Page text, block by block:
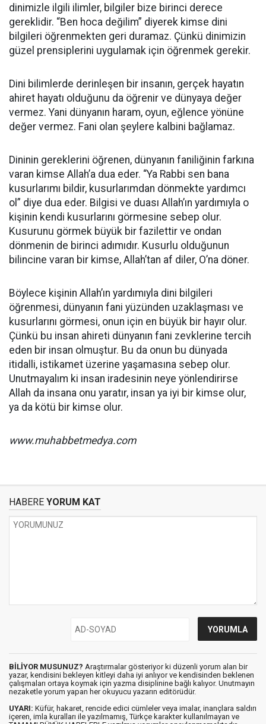
dinimizle ilgili ilimler, bilgiler bize birinci derece
gereklidir. “Ben hoca değilim” diyerek kimse dini
bilgileri öğrenmekten geri duramaz. Çünkü dinimizin
güzel prensiplerini uygulamak için öğrenmek gerekir.
Dini bilimlerde derinleşen bir insanın, gerçek hayatın
ahiret hayatı olduğunu da öğrenir ve dünyaya değer
vermez. Yani dünyanın haram, oyun, eğlence yönüne
değer vermez. Fani olan şeylere kalbini bağlamaz.
Dininin gereklerini öğrenen, dünyanın faniliğinin farkına
varan kimse Allah’a dua eder. “Ya Rabbi sen bana
kusurlarımı bildir, kusurlarımdan dönmekte yardımcı
ol” diye dua eder. Bilgisi ve duası Allah’ın yardımıyla o
kişinin kendi kusurlarını görmesine sebep olur.
Kusurunu görmek büyük bir fazilettir ve ondan
dönmenin de birinci adımıdır. Kusurlu olduğunun
bilincine varan bir kimse, Allah’tan af diler, O’na döner.
Böylece kişinin Allah’ın yardımıyla dini bilgileri
öğrenmesi, dünyanın fani yüzünden uzaklaşması ve
kusurlarını görmesi, onun için en büyük bir hayır olur.
Çünkü bu insan ahireti dünyanın fani zevklerine tercih
eden bir insan olmuştur. Bu da onun bu dünyada
itidalli, istikamet üzerine yaşamasına sebep olur.
Unutmayalım ki insan iradesinin neye yönlendirirse
Allah da insana onu yaratır, insan ya iyi bir kimse olur,
ya da kötü bir kimse olur.
www.muhabbetmedya.com
HABERE YORUM KAT
BİLİYOR MUSUNUZ? Araştırmalar gösteriyor ki düzenli yorum alan bir
yazar, kendisini bekleyen kitleyi daha iyi anlıyor ve kendisinden beklenen
çalışmaları ortaya koymak için yazma disiplinine bağlı kalıyor. Unutmayın
nezaketle yorum yapan her okuyucu yazarın editörüdür.
UYARI: Küfür, hakaret, rencide edici cümleler veya imalar, inançlara saldırı
içeren, imla kuralları ile yazılmamış, Türkçe karakter kullanılmayan ve